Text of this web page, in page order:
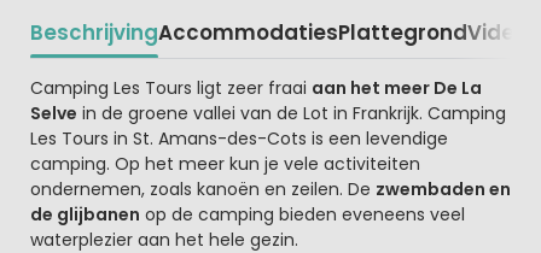
BeschrijvingAccommodatiesPlattegrondVideo
Beschrijving
Camping Les Tours ligt zeer fraai aan het meer De La
Selve in de groene vallei van de Lot in Frankrijk. Camping
Les Tours in St. Amans-des-Cots is een levendige
camping. Op het meer kun je vele activiteiten
ondernemen, zoals kanoën en zeilen. De zwembaden en
de glijbanen op de camping bieden eveneens veel
waterplezier aan het hele gezin.